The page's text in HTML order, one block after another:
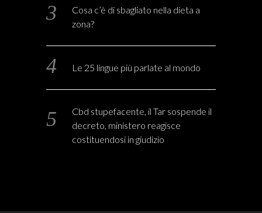
Cosa c’è di sbagliato nella dieta a
zona?
Le 25 lingue più parlate al mondo
Cbd stupefacente, il Tar sospende il
decreto, ministero reagisce
costituendosi in giudizio